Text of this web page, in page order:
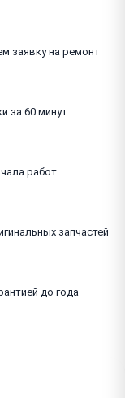
заявку на ремонт
за 60 минут
работ
запчастей
до года